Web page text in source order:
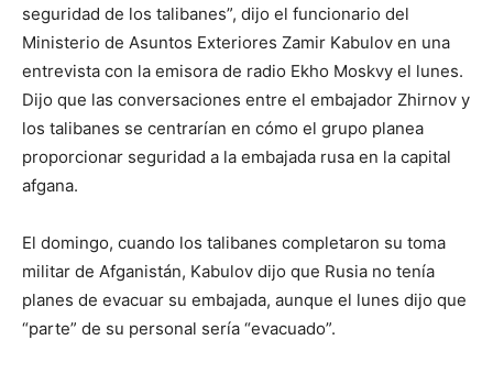
seguridad de los talibanes”, dijo el funcionario del
Ministerio de Asuntos Exteriores Zamir Kabulov en una
entrevista con la emisora de radio Ekho Moskvy el lunes.
Dijo que las conversaciones entre el embajador Zhirnov y
los talibanes se centrarían en cómo el grupo planea
proporcionar seguridad a la embajada rusa en la capital
afgana.
El domingo, cuando los talibanes completaron su toma
militar de Afganistán, Kabulov dijo que Rusia no tenía
planes de evacuar su embajada, aunque el lunes dijo que
“parte” de su personal sería “evacuado”.